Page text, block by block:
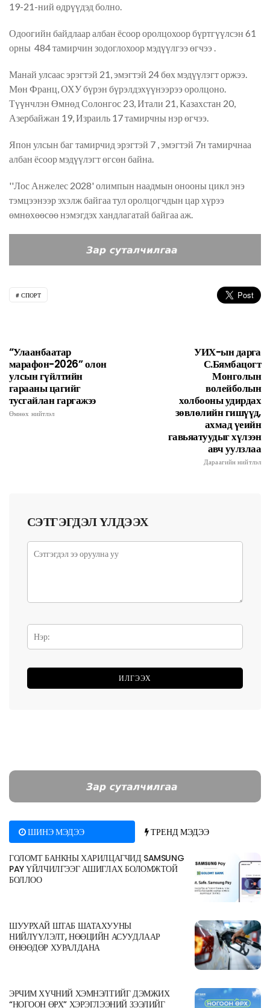
19-21-ний өдрүүдэд болно.
Одоогийн байдлаар албан ёсоор оролцохоор бүртгүүлсэн 61
орны 484 тамирчин зодоглохоор мэдүүлгээ өгчээ .
Манай улсаас эрэгтэй 21, эмэгтэй 24 бөх мэдүүлэгт оржээ.
Мөн Франц, ОХУ бүрэн бүрэлдэхүүнээрээ оролцоно.
Түүнчлэн Өмнөд Солонгос 23, Итали 21, Казахстан 20,
Азербайжан 19, Израиль 17 тамирчны нэр өгчээ.
Япон улсын баг тамирчид эрэгтэй 7 , эмэгтэй 7н тамирчнаа
албан ёсоор мэдүүлэгт өгсөн байна.
''Лос Анжелес 2028' олимпын наадмын онооны цикл энэ
тэмцээнээр эхэлж байгаа тул оролцогчдын цар хүрээ
өмнөхөөсөө нэмэгдэх хандлагатай байгаа аж.
СПОРТ
“Улаанбаатар
марафон-2026” олон
улсын гүйлтийн
гарааны цагийг
тусгайлан гаргажээ
Өмнөх нийтлэл
УИХ-ын дарга
С.Бямбацогт
Монголын
волейболын
холбооны удирдах
зөвлөлийн гишүүд,
ахмад үеийн
гавьяатуудыг хүлээн
авч уулзлаа
Дараагийн нийтлэл
СЭТГЭГДЭЛ ҮЛДЭЭХ
ШИНЭ МЭДЭЭ ТРЕНД МЭДЭЭ
ГОЛОМТ БАНКНЫ ХАРИЛЦАГЧИД SAMSUNG
PAY ҮЙЛЧИЛГЭЭГ АШИГЛАХ БОЛОМЖТОЙ
БОЛЛОО
ШУУРХАЙ ШТАБ ШАТАХУУНЫ
НИЙЛҮҮЛЭЛТ, НӨӨЦИЙН АСУУДЛААР
ӨНӨӨДӨР ХУРАЛДАНА
ЭРЧИМ ХҮЧНИЙ ХЭМНЭЛТИЙГ ДЭМЖИХ
“НОГООН ӨРХ” ХЭРЭГЛЭЭНИЙ ЗЭЭЛИЙГ